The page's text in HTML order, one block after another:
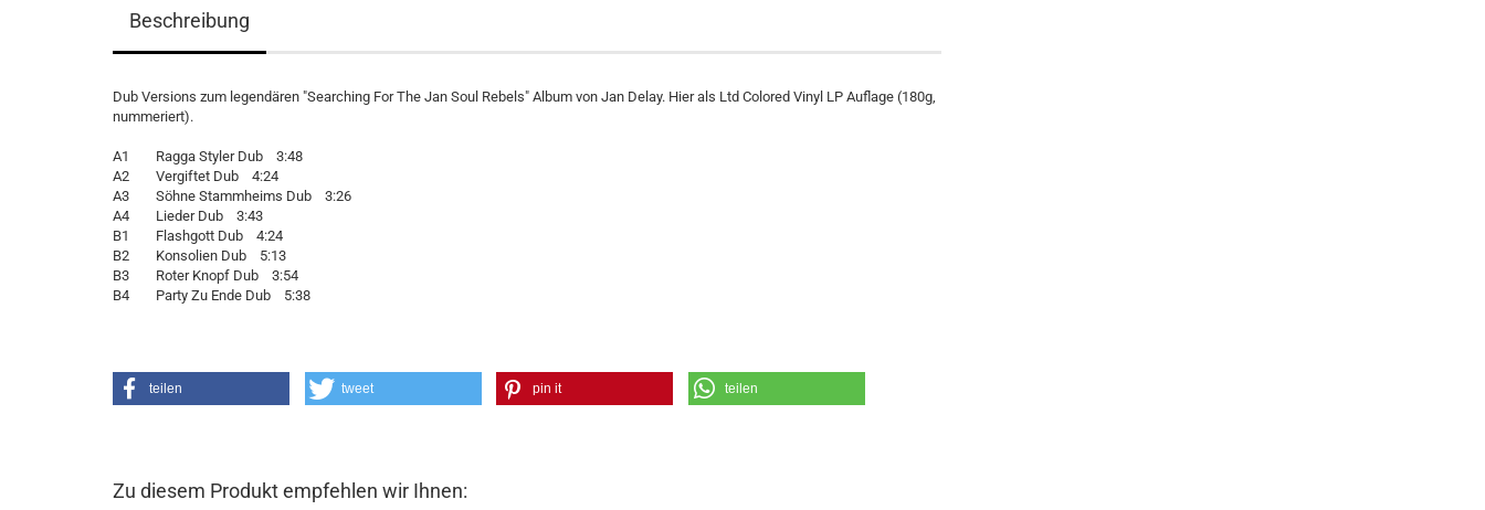
Beschreibung
Dub Versions zum legendären "Searching For The Jan Soul Rebels" Album von Jan Delay. Hier als Ltd Colored Vinyl LP Auflage (180g,
nummeriert).
A1 Ragga Styler Dub 3:48
A2 Vergiftet Dub 4:24
A3 Söhne Stammheims Dub 3:26
A4 Lieder Dub 3:43
B1 Flashgott Dub 4:24
B2 Konsolien Dub 5:13
B3 Roter Knopf Dub 3:54
B4 Party Zu Ende Dub 5:38
teilen tweet pin it teilen
Zu diesem Produkt empfehlen wir Ihnen: